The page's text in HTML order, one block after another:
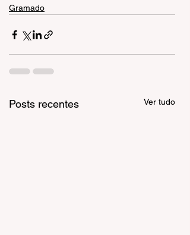
Gramado
Posts recentes Ver tudo